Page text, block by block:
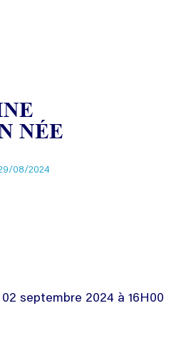
NÉE
08/2024
septembre 2024 à 16H00